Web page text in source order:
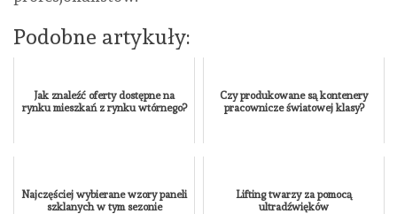
Podobne artykuły:
Jak znaleźć oferty dostępne na
rynku mieszkań z rynku wtórnego?
Czy produkowane są kontenery
pracownicze światowej klasy?
Najczęściej wybierane wzory paneli
szklanych w tym sezonie
Lifting twarzy za pomocą
ultradźwięków